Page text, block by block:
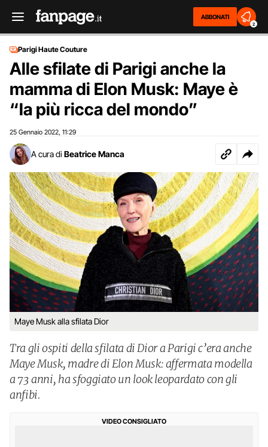
ABBONATI
2
Parigi Haute Couture
Alle sfilate di Parigi anche la
mamma di Elon Musk: Maye è
“la più ricca del mondo”
25 Gennaio 2022 11:29
A cura di Beatrice Manca
Maye Musk alla sfilata Dior
Tra gli ospiti della sfilata di Dior a Parigi c’era anche
Maye Musk, madre di Elon Musk: affermata modella
a 73 anni, ha sfoggiato un look leopardato con gli
anfibi.
VIDEO CONSIGLIATO